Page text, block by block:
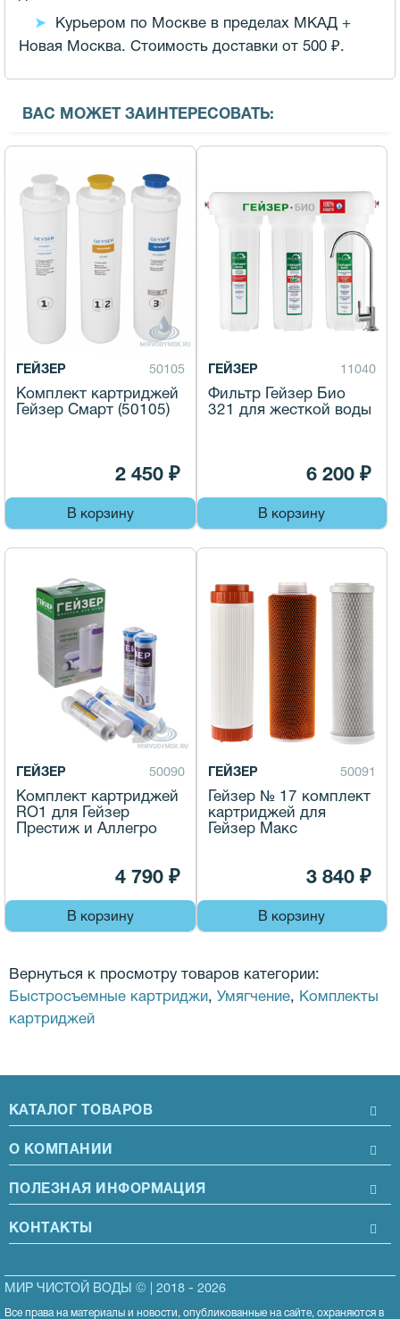
Курьером по Москве в пределах МКАД +
Новая Москва. Стоимость доставки от 500 ₽.
ВАС МОЖЕТ ЗАИНТЕРЕСОВАТЬ:
ГЕЙЗЕР 50105
Комплект картриджей
Гейзер Смарт (50105)
2 450 ₽
В корзину
ГЕЙЗЕР 11040
Фильтр Гейзер Био
321 для жесткой воды
6 200 ₽
В корзину
ГЕЙЗЕР 50090
Комплект картриджей
RO1 для Гейзер
Престиж и Аллегро
4 790 ₽
В корзину
ГЕЙЗЕР 50091
Гейзер № 17 комплект
картриджей для
Гейзер Макс
3 840 ₽
В корзину
Вернуться к просмотру товаров категории:
Быстросъемные картриджи, Умягчение, Комплекты
картриджей
КАТАЛОГ ТОВАРОВ
О КОМПАНИИ
ПОЛЕЗНАЯ ИНФОРМАЦИЯ
КОНТАКТЫ
МИР ЧИСТОЙ ВОДЫ © | 2018 - 2026
Все права на материалы и новости, опубликованные на сайте, охраняются в